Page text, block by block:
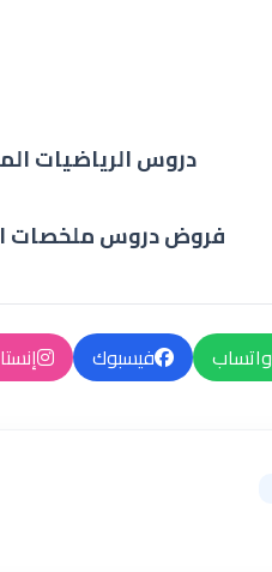
دروس الرياضيات
فروض دروس ملخصات
واتساب فيسبوك